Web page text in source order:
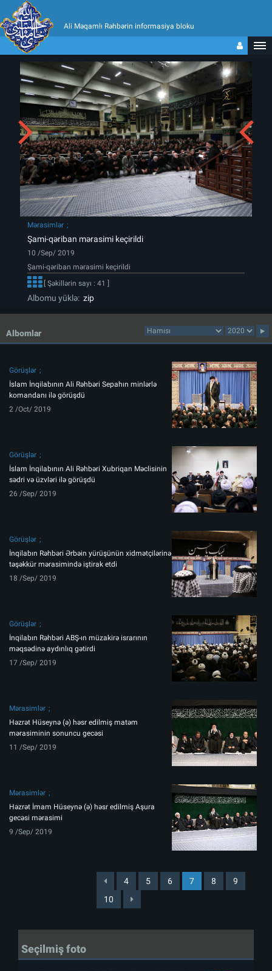
Ali Məqamlı Rəhbərin informasiya bloku
Mərasimlər
Şami-qəriban mərasimi keçirildi
10 /Sep/ 2019
Şami-qəriban mərasimi keçirildi
[ Şəkillərin sayı : 41 ]
Albomu yüklə: zip
Albomlar
Görüşlər
İslam İnqilabının Ali Rəhbəri Sepahın minlərlə
komandanı ilə görüşdü
2 /Oct/ 2019
Görüşlər
İslam İnqilabının Ali Rəhbəri Xubriqan Məclisinin
sədri və üzvləri ilə görüşdü
26 /Sep/ 2019
Görüşlər
İnqilabın Rəhbəri Ərbəin yürüşünün xidmətçilərinə
təşəkkür mərasimində iştirak etdi
18 /Sep/ 2019
Görüşlər
İnqilabın Rəhbəri ABŞ-ın müzakirə israrının
məqsədinə aydınlıq gətirdi
17 /Sep/ 2019
Mərasimlər
Həzrət Hüseynə (ə) həsr edilmiş matəm
mərasiminin sonuncu gecəsi
11 /Sep/ 2019
Mərasimlər
Həzrət İmam Hüseynə (ə) həsr edilmiş Aşura
gecəsi mərasimi
9 /Sep/ 2019
4 5 6 7 8
9
10
Seçilmiş foto